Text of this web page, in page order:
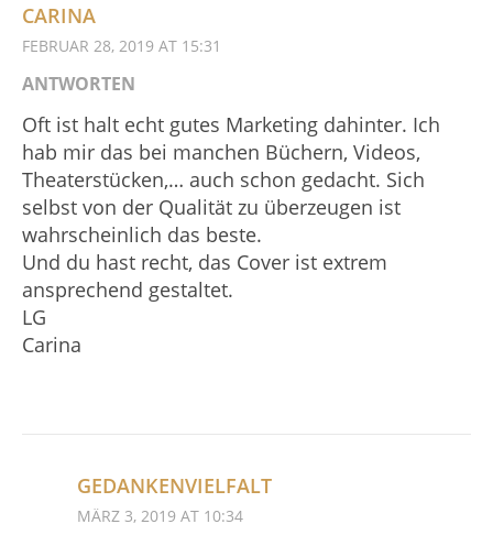
CARINA
FEBRUAR 28, 2019 AT 15:31
ANTWORTEN
Oft ist halt echt gutes Marketing dahinter. Ich
hab mir das bei manchen Büchern, Videos,
Theaterstücken,… auch schon gedacht. Sich
selbst von der Qualität zu überzeugen ist
wahrscheinlich das beste.
Und du hast recht, das Cover ist extrem
ansprechend gestaltet.
LG
Carina
GEDANKENVIELFALT
MÄRZ 3, 2019 AT 10:34